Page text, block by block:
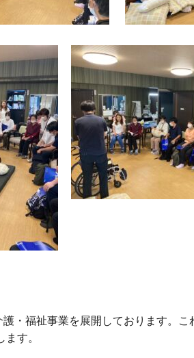
・福祉事業を展開しております。
す。